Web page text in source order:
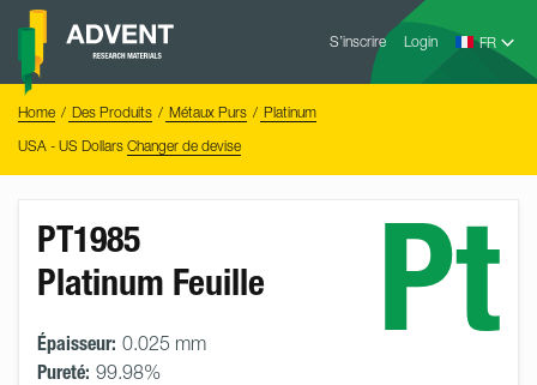
Skip
content
S’inscrire Login
Advent
Home Des Produits Métaux Purs
Platinum
USA - US Dollars Changer de devise
Pt
PT1985
Platinum Feuille
Épaisseur: 0.025 mm
Pureté: 99.98%